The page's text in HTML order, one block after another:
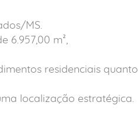
MS.
6.957,00 m²,
residenciais quanto
localização estratégica.